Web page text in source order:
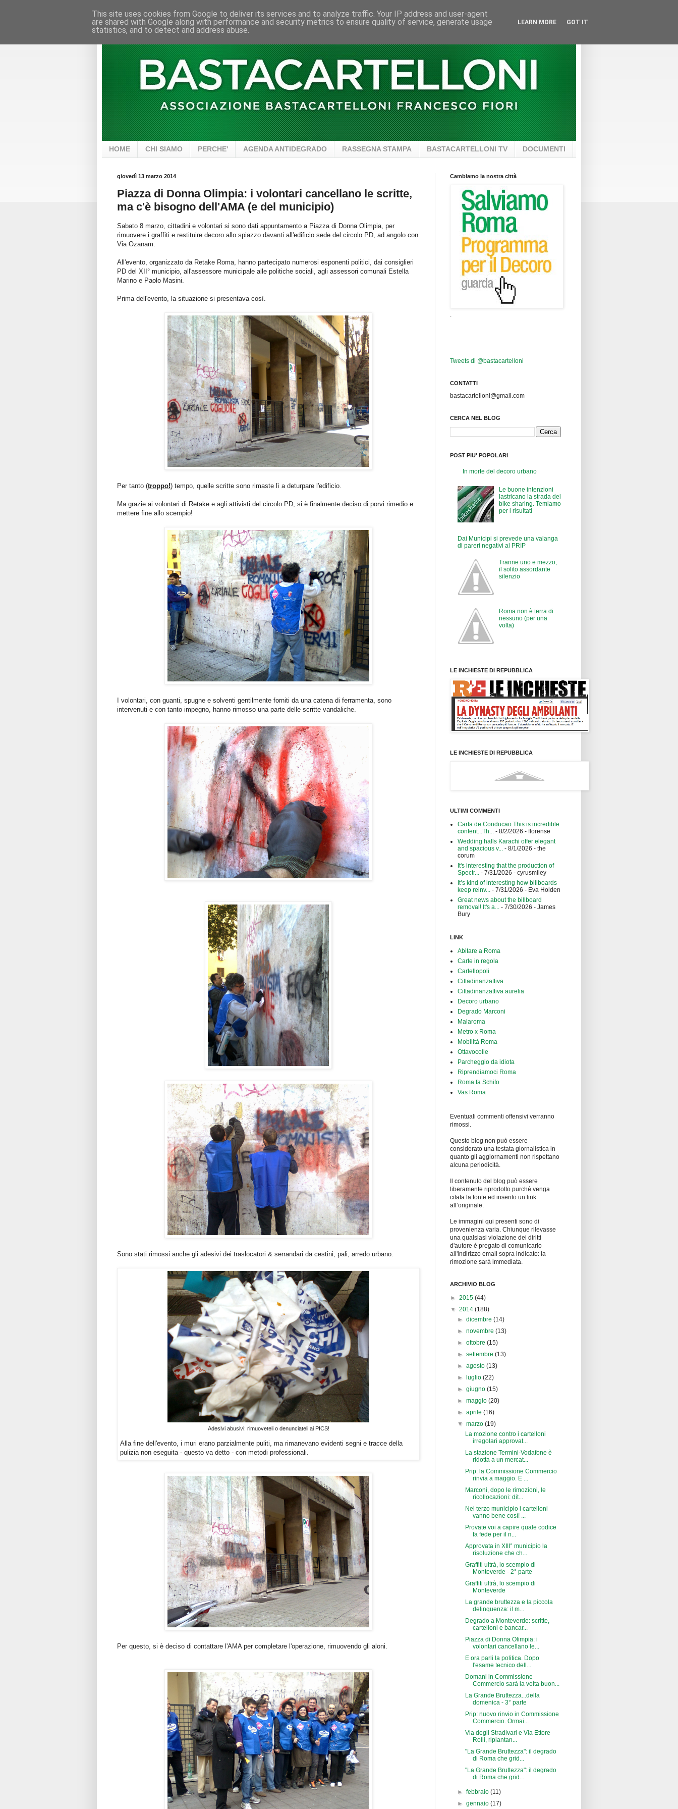
HOME CHI SIAMO PERCHE' AGENDA ANTIDEGRADO RASSEGNA STAMPA BASTACARTELLONI TV DOCUMENTI
giovedì 13 marzo 2014
Piazza di Donna Olimpia: i volontari cancellano le scritte,
ma c'è bisogno dell'AMA (e del municipio)
Sabato 8 marzo, cittadini e volontari si sono dati appuntamento a Piazza di Donna Olimpia, per
rimuovere i graffiti e restituire decoro allo spiazzo davanti all'edificio sede del circolo PD, ad angolo con
Via Ozanam.
All'evento, organizzato da Retake Roma, hanno partecipato numerosi esponenti politici, dai consiglieri
PD del XII° municipio, all'assessore municipale alle politiche sociali, agli assessori comunali Estella
Marino e Paolo Masini.
Prima dell'evento, la situazione si presentava così.
Per tanto (troppo!) tempo, quelle scritte sono rimaste lì a deturpare l'edificio.
Ma grazie ai volontari di Retake e agli attivisti del circolo PD, si è finalmente deciso di porvi rimedio e
mettere fine allo scempio!
I volontari, con guanti, spugne e solventi gentilmente forniti da una catena di ferramenta, sono
intervenuti e con tanto impegno, hanno rimosso una parte delle scritte vandaliche.
Sono stati rimossi anche gli adesivi dei traslocatori & serrandari da cestini, pali, arredo urbano.
Adesivi abusivi: rimuoveteli o denunciateli ai PICS!
Alla fine dell'evento, i muri erano parzialmente puliti, ma rimanevano evidenti segni e tracce della
pulizia non eseguita - questo va detto - con metodi professionali.
Per questo, si è deciso di contattare l'AMA per completare l'operazione, rimuovendo gli aloni.
Cambiamo la nostra città
Tweets di @bastacartelloni
CONTATTI
bastacartelloni@gmail.com
CERCA NEL BLOG
POST PIU' POPOLARI
In morte del decoro urbano
Le buone intenzioni
lastricano la strada del
bike sharing. Temiamo
per i risultati
Dai Municipi si prevede una valanga
di pareri negativi al PRIP
Tranne uno e mezzo,
il solito assordante
silenzio
Roma non è terra di
nessuno (per una
volta)
LE INCHIESTE DI REPUBBLICA
LE INCHIESTE DI REPUBBLICA
ULTIMI COMMENTI
Carta de Conducao This is incredible
content...Th... - 8/2/2026 - florense
Wedding halls Karachi offer elegant
and spacious v... - 8/1/2026 - the
corum
It's interesting that the production of
Spectr... - 7/31/2026 - cyrusmiley
It’s kind of interesting how billboards
keep reinv... - 7/31/2026 - Eva Holden
Great news about the billboard
removal! It's a... - 7/30/2026 - James
Bury
LINK
Abitare a Roma
Carte in regola
Cartellopoli
Cittadinanzattiva
Cittadinanzattiva aurelia
Decoro urbano
Degrado Marconi
Malaroma
Metro x Roma
Mobilità Roma
Ottavocolle
Parcheggio da idiota
Riprendiamoci Roma
Roma fa Schifo
Vas Roma
Eventuali commenti offensivi verranno
rimossi.
Questo blog non può essere
considerato una testata giornalistica in
quanto gli aggiornamenti non rispettano
alcuna periodicità.
Il contenuto del blog può essere
liberamente riprodotto purché venga
citata la fonte ed inserito un link
all’originale.
Le immagini qui presenti sono di
provenienza varia. Chiunque rilevasse
una qualsiasi violazione dei diritti
d'autore è pregato di comunicarlo
all'indirizzo email sopra indicato: la
rimozione sarà immediata.
ARCHIVIO BLOG
► 2015 (44)
▼ 2014 (188)
►dicembre(14)
►novembre(13)
►ottobre(15)
►settembre(13)
►agosto(13)
►
luglio(22)
►giugno(15)
►maggio(20)
►aprile(16)
▼marzo(19)
La mozione contro i cartelloni
irregolari approvat...
La stazione Termini-Vodafone è
ridotta a un mercat...
Prip: la Commissione Commercio
rinvia a maggio. E ...
Marconi, dopo le rimozioni, le
ricollocazioni: dit...
Nel terzo municipio i cartelloni
vanno bene così! ...
Provate voi a capire quale codice
fa fede per il n...
Approvata in XIII° municipio la
risoluzione che ch...
Graffiti ultrà, lo scempio di
Monteverde - 2° parte
Graffiti ultrà, lo scempio di
Monteverde
La grande bruttezza e la piccola
delinquenza: il m...
Degrado a Monteverde: scritte,
cartelloni e bancar...
Piazza di Donna Olimpia: i
volontari cancellano le...
E ora parli la politica. Dopo
l'esame tecnico dell...
Domani in Commissione
Commercio sarà la volta buon...
La Grande Bruttezza...della
domenica - 3° parte
Prip: nuovo rinvio in Commissione
Commercio. Ormai...
Via degli Stradivari e Via Ettore
Rolli, ripiantan...
"La Grande Bruttezza": il degrado
di Roma che grid...
"La Grande Bruttezza": il degrado
di Roma che grid...
►febbraio(11)
►gennaio(17)
This site uses cookies from Google to deliver its services and to analyze traffic. Your IP address and user-agent
are shared with Google along with performance and security metrics to ensure quality of service, generate usage
statistics, and to detect and address abuse.
LEARN MORE GOT IT